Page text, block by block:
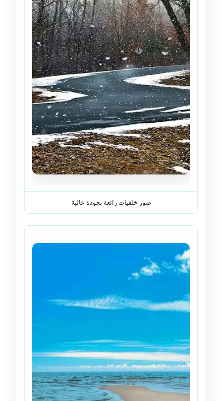
صور خلفيات رائعة بجودة عالية